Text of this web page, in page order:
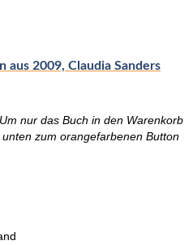
aus 2009, Claudia Sanders
Um nur das Buch in den Warenkorb
zum orangefarbenen Button